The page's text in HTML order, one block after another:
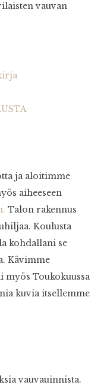
vauvan
ja aloitimme
aiheeseen
Talon rakennus
Koulusta
kohdallani se
Kävimme
myös Toukokuussa
kuvia itsellemme
vauvauinnista.